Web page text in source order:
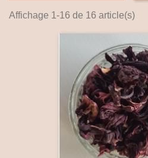
Affichage 1-16 de 16 article(s)
